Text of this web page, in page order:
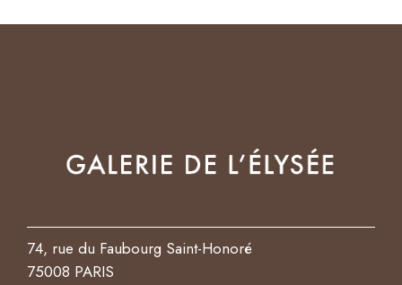
74, rue du Faubourg Saint-Honoré
75008 PARIS